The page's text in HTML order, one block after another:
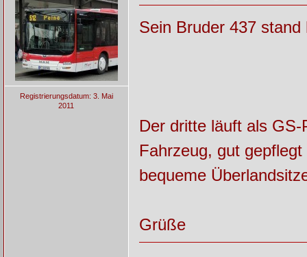
Registrierungsdatum: 3. Mai
2011
Sein Bruder 437
Der dritte läuft als
Fahrzeug, gut
bequeme
Grüße